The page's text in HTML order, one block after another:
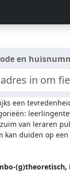
en
een
van leraren
duiden op